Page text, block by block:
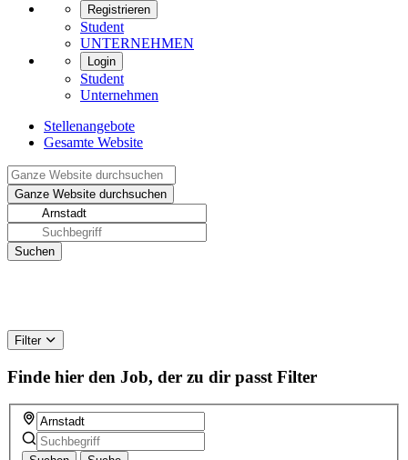
Registrieren
Student
UNTERNEHMEN
Login
Student
Unternehmen
Stellenangebote
Gesamte Website
Filter
Finde hier den Job, der zu dir passt Filter